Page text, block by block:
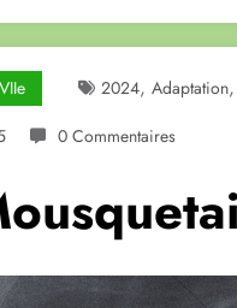
2024, Adaptation,
0 Commentaires